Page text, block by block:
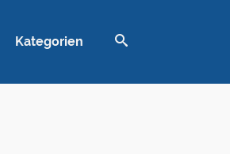
Kategorien